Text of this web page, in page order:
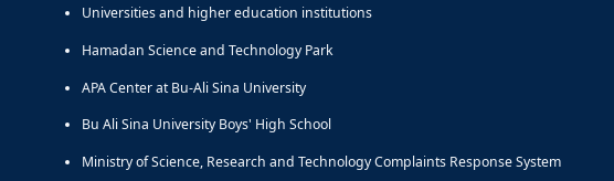
Universities and higher education institutions
Hamadan Science and Technology Park
APA Center at Bu-Ali Sina University
Bu Ali Sina University Boys' High School
Ministry of Science, Research and Technology Complaints Response System